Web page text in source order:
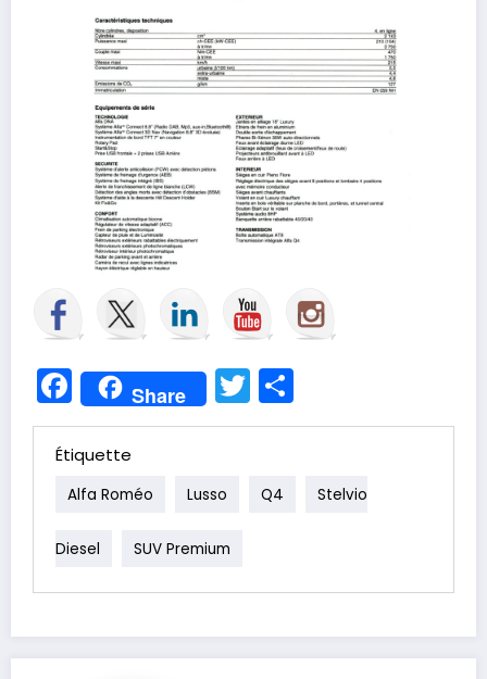
Facebook
Share Twitter
Étiquette
Alfa Roméo Lusso Q4 Stelvio
Diesel SUV Premium